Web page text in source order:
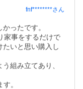
fnf********さん
ったです。
家事をするだけで
いと思い購入し
組み立てあり、
。